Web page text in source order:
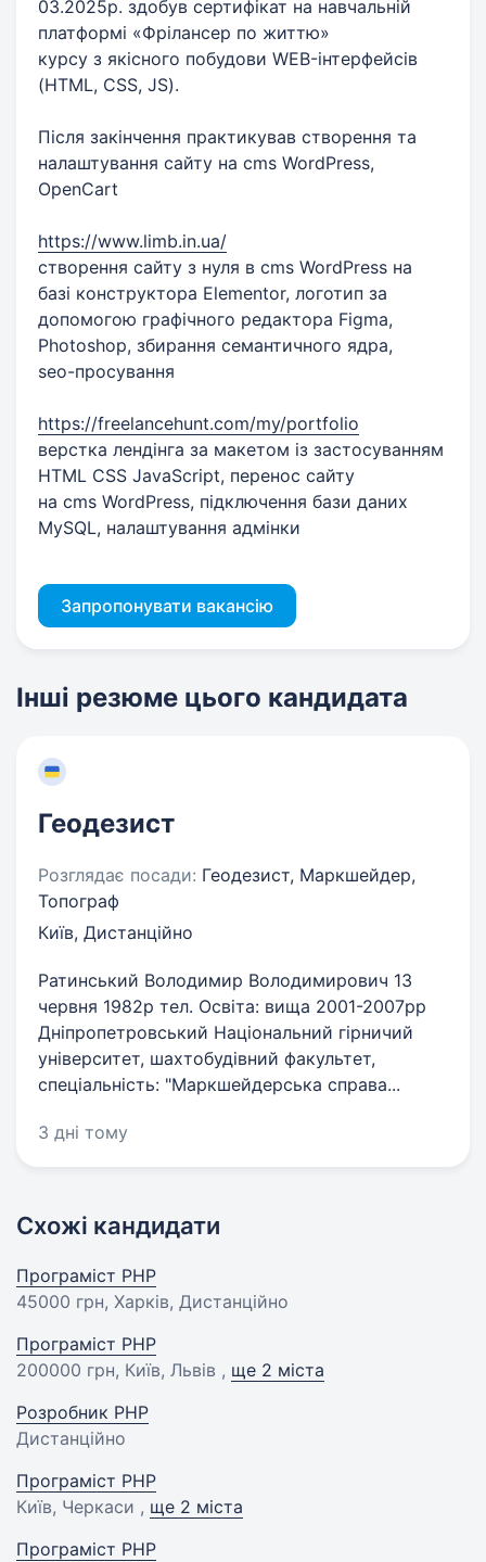
03.2025р. здобув сертифікат на навчальній
платформі «Фрілансер по життю»
курсу з якісного побудови WEB-інтерфейсів
(HTML, CSS, JS).
Після закінчення практикував створення та
налаштування сайту на cms WordPress,
OpenCart
https://www.limb.in.ua/
створення сайту з нуля в cms WordPress на
базі конструктора Elementor, логотип за
допомогою графічного редактора Figma,
Photoshop, збирання семантичного ядра,
seo-просування
https://freelancehunt.com/my/portfolio
верстка лендінга за макетом із застосуванням
HTML CSS JavaScript, перенос сайту
на cms WordPress, підключення бази даних
MySQL, налаштування адмінки
Запропонувати вакансію
Інші резюме цього кандидата
Геодезист
Розглядає посади: Геодезист, Маркшейдер,
Топограф
Київ, Дистанційно
Ратинський Володимир Володимирович 13
червня 1982р тел. Освіта: вища 2001-2007рр
Дніпропетровський Національний гірничий
університет, шахтобудівний факультет,
спеціальність: "Маркшейдерська справа...
3 дні тому
Схожі кандидати
Програміст PHP
45000 грн, Харків, Дистанційно
Програміст PHP
200000 грн, Київ, Львів , ще 2 міста
Розробник PHP
Дистанційно
Програміст PHP
Київ, Черкаси , ще 2 міста
Програміст PHP